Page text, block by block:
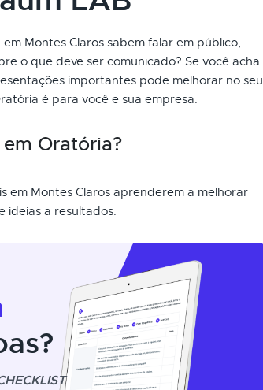
Montes Claros sabem falar em público,
o que deve ser comunicado? Se você acha
importantes pode melhorar no seu
é para você e sua empresa.
Oratória?
em Montes Claros aprenderem a melhorar
ideias a resultados.